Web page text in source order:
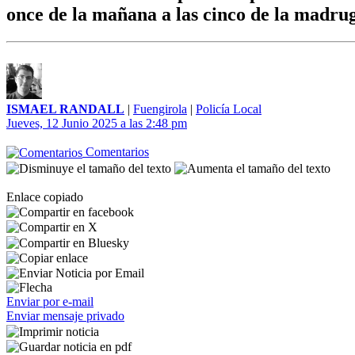
once de la mañana a las cinco de la
ISMAEL RANDALL | Fuengirola | Policía Local
Jueves, 12 Junio 2025 a las 2:48 pm
Comentarios
Enlace copiado
Enviar por e-mail
Enviar mensaje privado